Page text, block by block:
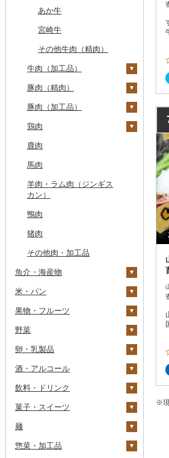
あか牛
宮崎牛
その他牛肉（精肉）
牛肉（加工品）
ハンバーグ
もつ鍋
ローストビーフ
ビーフジャーキー
その他牛肉（加工品）
豚肉（精肉）
ステーキ
すき焼き
しゃぶしゃぶ
焼肉
アグー豚
豚肉（加工品）
ハンバーグ
もつ鍋
ハム
ソーセージ・ウインナ
ー
ベーコン・サラミ
その他豚肉（加工品）
鶏肉
鶏肉（精肉）
ハム・ソーセージ
唐揚げ
鹿肉
馬肉
羊肉・ラム肉（ジンギス
カン）
鴨肉
猪肉
その他肉・加工品
魚介・海産物
カニ
ズワイガニ
毛ガニ
かにしゃぶ
その他カニ
エビ
ボタンエビ
伊勢海老
その他エビ
いくら
うに
明太子・たらこ
明太子
たらこ
その他魚卵
数の子
キャビア
貝
鮑（アワビ）
鮮魚
米・パン
米
無洗米
玄米
金芽米
ゆめぴりか
コシヒカリ
雑穀
餅
その他穀物加工品
パン
果物・フルーツ
ぶどう・マスカット
巨峰
ナガノパープル
ピオーネ
デラウェア
その他ぶどう・マスカ
いちご
りんご
もも
メロン
梨
野菜
いも
じゃがいも
さつまいも
その他いも
トマト
フルーツトマト
ミニトマト
玉ねぎ
ねぎ
根菜
卵・乳製品
卵
チーズ
ヨーグルト
バター
酒・アルコール
ビール・発泡酒
ビール
地ビール・クラフトビ
日本酒
純米吟醸
芋焼酎
梅酒
飲料・ドリンク
水・ミネラルウォーター
飲料
茶
菓子・スイーツ
クッキー
麺
ラーメン
惣菜・加工品
※現